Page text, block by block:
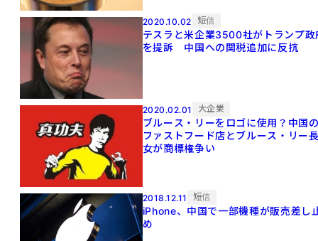
2020.10.02 短信
テスラと米企業3500社がトランプ政
を提訴 中国への関税追加に反抗
2020.02.01 大企業
ブルース・リーをロゴに使用？中国
ファストフード店とブルース・リー
女が商標権争い
2018.12.11 短信
iPhone、中国で一部機種が販売差し
め